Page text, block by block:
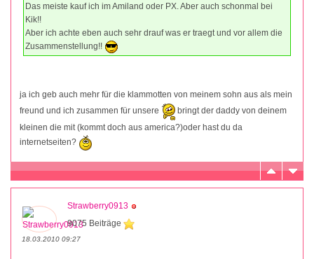
Das meiste kauf ich im Amiland oder PX. Aber auch schonmal bei
Kik!!
Aber ich achte eben auch sehr drauf was er traegt und vor allem die
Zusammenstellung!!
ja ich geb auch mehr für die klammotten von meinem sohn aus als mein
freund und ich zusammen für unsere
bringt der daddy von deinem
kleinen die mit (kommt doch aus america?)oder hast du da
internetseiten?
Strawberry0913
9075 Beiträge
18.03.2010 09:27